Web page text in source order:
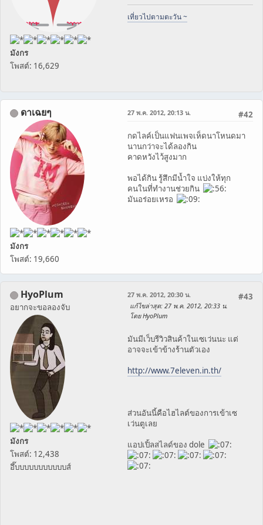
มังกร
โพสต์: 16,629
เที่ยวไปตามตะวัน ~
ดาเฉยๆ
มังกร
โพสต์: 19,660
#42
27 พ.ค. 2012, 20:13 น.
กดไลค์เป็นแฟนเพจเห็ดนาโหนดมา
นานกว่าจะได้ลองกิน
คาดหวังไว้สูงมาก
พอได้กิน รู้สึกมีน้ำใจ แบ่งให้ทุก
คนในที่ทำงานช่วยกิน
มันอร่อยเหรอ
HyoPlum
อยากจะขอลองจับ
มังกร
โพสต์: 12,438
อึ๊บบบบบบบบบบบส์
#43
27 พ.ค. 2012, 20:30 น.
แก้ไขล่าสุด: 27 พ.ค. 2012, 20:33 น.
โดย HyoPlum
มันมีเว็บรีวิวสินค้าในเซเว่นนะ แต่
อาจจะเข้าข้างร้านตัวเอง
http://www.7eleven.in.th/
ส่วนอันนี้คือไฮไลต์ของการเข้าเซ
เว่นตูเลย
แอปเปิ้ลสไลด์ของ dole